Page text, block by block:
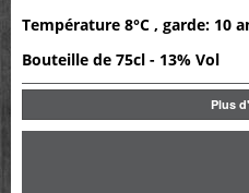
Température 8°C , garde: 10
Bouteille de 75cl - 13% Vol
Plus